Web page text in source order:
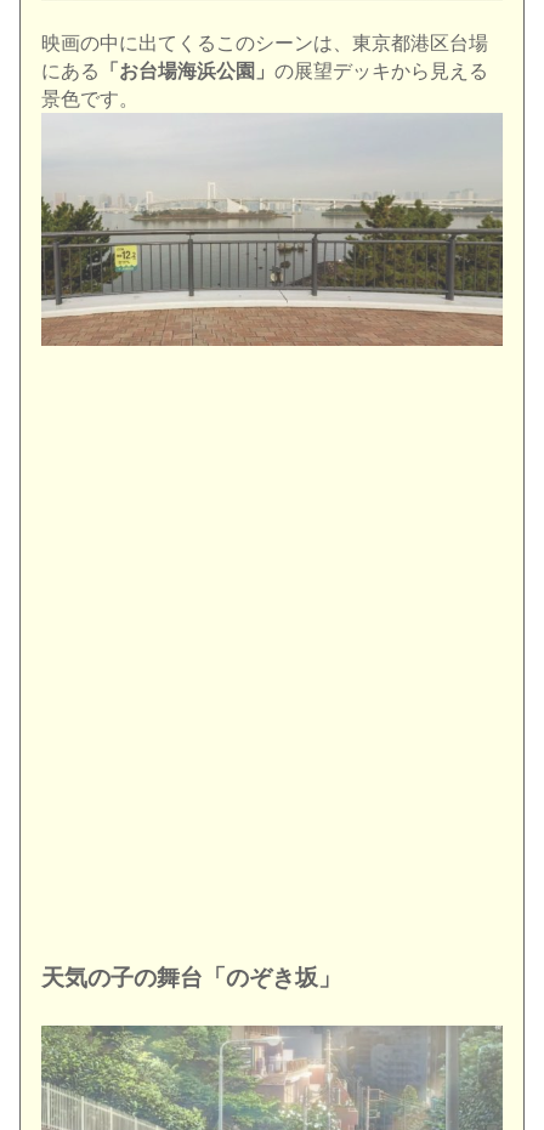
映画の中に出てくるこのシーンは、東京都港区台場
にある
「お台場海浜公園」の展望デッキから見える
景色です。
天気の子の舞台「のぞき坂」